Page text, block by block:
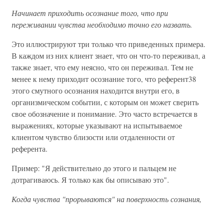
Начинает приходить осознание того, что при
переживании чувства необходимо точно его назвать.
Это иллюстрируют три только что приведенных примера.
В каждом из них клиент знает, что он что-то переживал, а
также знает, что ему неясно, что он переживал. Тем не
менее к нему приходит осознание того, что референт38
этого смутного осознания находится внутри его, в
организмическом событии, с которым он может сверить
свое обозначение и понимание. Это часто встречается в
выражениях, которые указывают на испытываемое
клиентом чувство близости или отдаленности от
референта.
Пример: "Я действительно до этого и пальцем не
дотрагиваюсь. Я только как бы описываю это".
Когда чувства "прорываются" на поверхность сознания,